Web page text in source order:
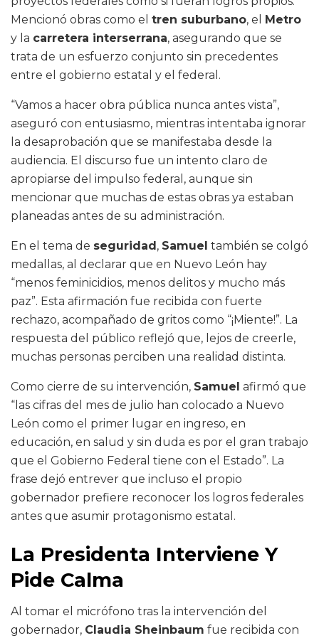
Mencionó obras como el tren suburbano, el
Metro
y la carretera interserrana, asegurando que se
trata de un esfuerzo conjunto sin precedentes
entre el gobierno estatal y el federal.
“Vamos a hacer obra pública nunca antes vista”,
aseguró con entusiasmo, mientras intentaba ignorar
la desaprobación que se manifestaba desde la
audiencia. El discurso fue un intento claro de
apropiarse del impulso federal, aunque sin
mencionar que muchas de estas obras ya estaban
planeadas antes de su administración.
En el tema de seguridad , Samuel también se colgó
medallas, al declarar que en Nuevo León hay
“menos feminicidios, menos delitos y mucho más
paz”. Esta afirmación fue recibida con fuerte
rechazo, acompañado de gritos como “¡Miente!”. La
respuesta del público reflejó que, lejos de creerle,
muchas personas perciben una realidad distinta.
Como cierre de su intervención, Samuel afirmó que
“las cifras del mes de julio han colocado a Nuevo
León como el primer lugar en ingreso, en
educación, en salud y sin duda es por el gran trabajo
que el Gobierno Federal tiene con el Estado”. La
frase dejó entrever que incluso el propio
gobernador prefiere reconocer los logros federales
antes que asumir protagonismo estatal.
La Presidenta Interviene Y
Pide Calma
Al tomar el micrófono tras la intervención del
gobernador, Claudia Sheinbaum fue recibida con